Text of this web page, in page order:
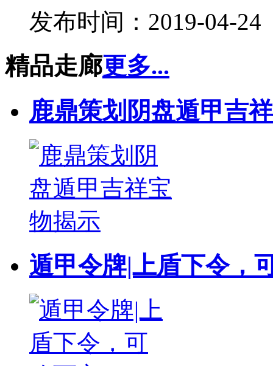
发布时间：2019-04-24
精品走廊更多...
鹿鼎策划阴盘遁甲吉
遁甲令牌|上盾下令，